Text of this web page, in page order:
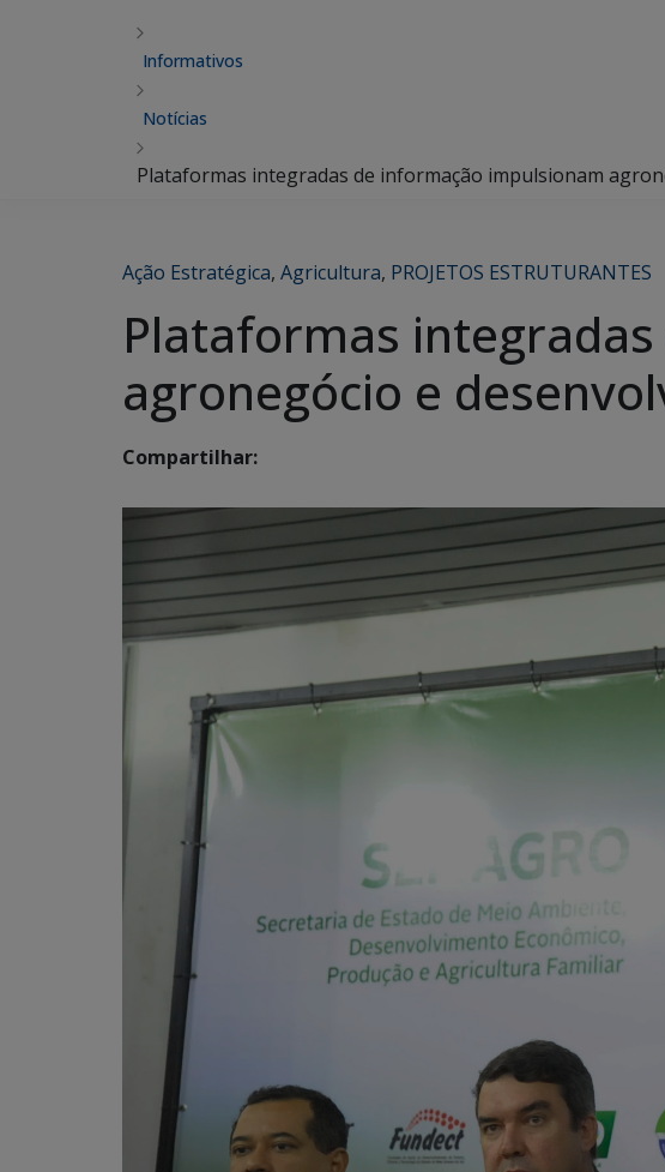
Informativos
Notícias
Plataformas integradas de informação impulsionam
Ação Estratégica, Agricultura, PROJETOS ESTRUTURANTES
Plataformas
agronegócio e
Compartilhar: